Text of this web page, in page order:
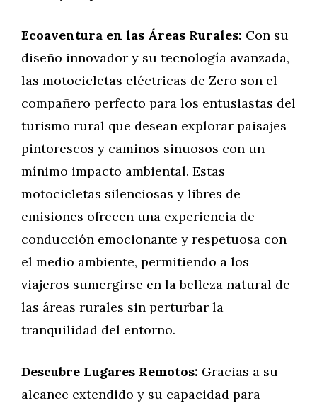
Ecoaventura en las Áreas Rurales: Con su
diseño innovador y su tecnología avanzada,
las motocicletas eléctricas de Zero son el
compañero perfecto para los entusiastas del
turismo rural que desean explorar paisajes
pintorescos y caminos sinuosos con un
mínimo impacto ambiental. Estas
motocicletas silenciosas y libres de
emisiones ofrecen una experiencia de
conducción emocionante y respetuosa con
el medio ambiente, permitiendo a los
viajeros sumergirse en la belleza natural de
las áreas rurales sin perturbar la
tranquilidad del entorno.
Descubre Lugares Remotos: Gracias a su
alcance extendido y su capacidad para